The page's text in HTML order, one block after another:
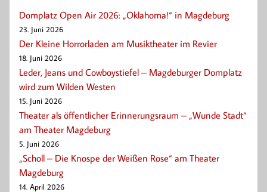
Domplatz Open Air 2026: „Oklahoma!“ in Magdeburg
23. Juni 2026
Der Kleine Horrorladen am Musiktheater im Revier
18. Juni 2026
Leder, Jeans und Cowboystiefel – Magdeburger Domplatz
wird zum Wilden Westen
15. Juni 2026
Theater als öffentlicher Erinnerungsraum – „Wunde Stadt“
am Theater Magdeburg
5. Juni 2026
„Scholl – Die Knospe der Weißen Rose“ am Theater
Magdeburg
14. April 2026